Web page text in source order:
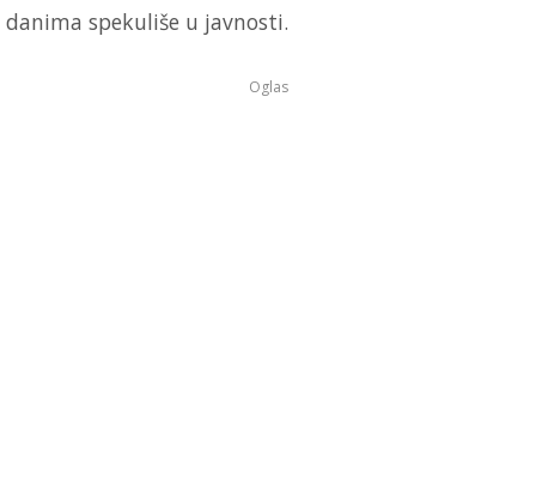
danima spekuliše u javnosti.
Oglas